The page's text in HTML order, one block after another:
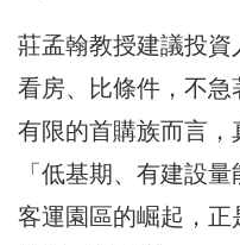
莊孟翰教授建議投資
看房、比條件，不
有限的首購族而言
「低基期、有建設
客運園區的崛起，